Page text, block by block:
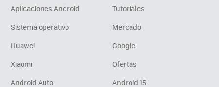
Aplicaciones Android
Tutoriales
Sistema operativo
Mercado
Huawei
Google
Xiaomi
Ofertas
Android Auto
Android 15